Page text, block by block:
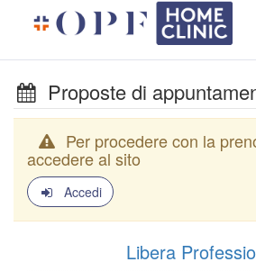
Proposte di
Per procedere con la
accedere al sito
Accedi
Libera